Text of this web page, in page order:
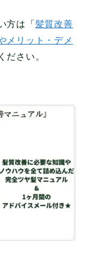
方は「髪質改善
メリット・デメ
ださい。